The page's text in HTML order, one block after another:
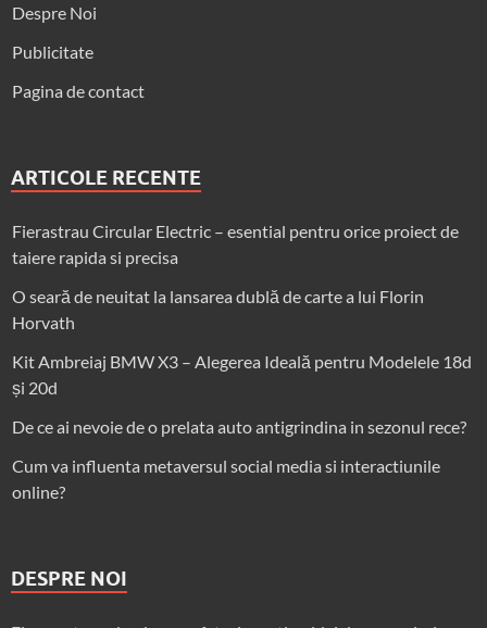
Despre Noi
Publicitate
Pagina de contact
ARTICOLE RECENTE
Fierastrau Circular Electric – esential pentru orice proiect de
taiere rapida si precisa
O seară de neuitat la lansarea dublă de carte a lui Florin
Horvath
Kit Ambreiaj BMW X3 – Alegerea Ideală pentru Modelele 18d
și 20d
De ce ai nevoie de o prelata auto antigrindina in sezonul rece?
Cum va influenta metaversul social media si interactiunile
online?
DESPRE NOI